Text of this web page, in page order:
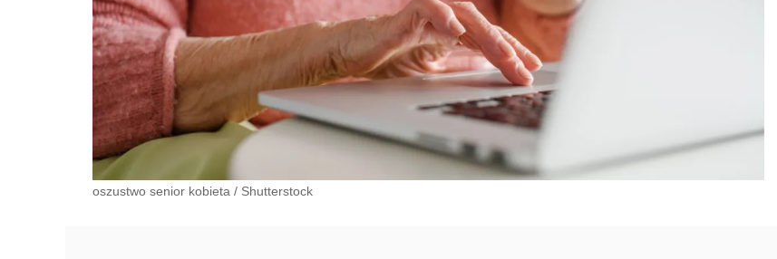
oszustwo senior kobieta / Shutterstock